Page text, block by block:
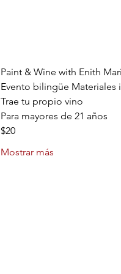
Paint & Wine with Enith
Evento bilingüe Materiales
Trae tu propio vino
Para mayores de 21 años
$20
Mostrar más